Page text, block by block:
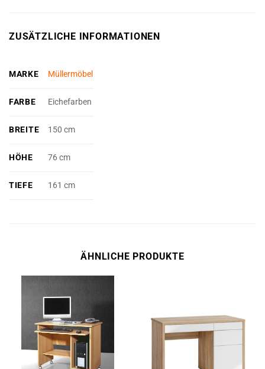
ZUSÄTZLICHE INFORMATIONEN
MARKE Müllermöbel
FARBE Eichefarben
BREITE 150 cm
HÖHE 76 cm
TIEFE 161 cm
ÄHNLICHE PRODUKTE